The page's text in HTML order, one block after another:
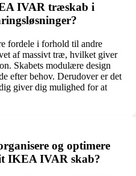
IVAR træskab i
fordele i forhold til andre
af massivt træ, hvilket giver
Skabets modulære design
efter behov. Derudover er det
giver dig mulighed for at
og optimere
IKEA IVAR skab?